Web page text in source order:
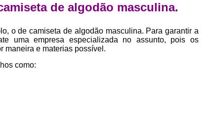
Desenvolvimento Estampa de
Empresa Private Label
Private
Private Label para Pequenas
Private Label Roupas
de algodão masculina.
o de camiseta de algodão masculina. Para garantir a
uma empresa especializada no assunto, pois os
maneira e materias possível.
como: